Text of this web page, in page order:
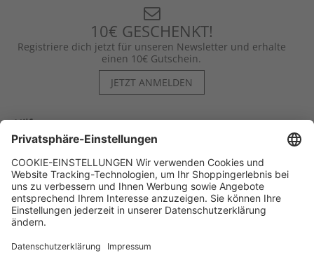
10€ GESCHENKT!
Registriere dich jetzt für unseren Newsletter und erhalte
einen 10€ Gutschein.
JETZT ANMELDEN
Hilfe
Kontakt
Kategorien